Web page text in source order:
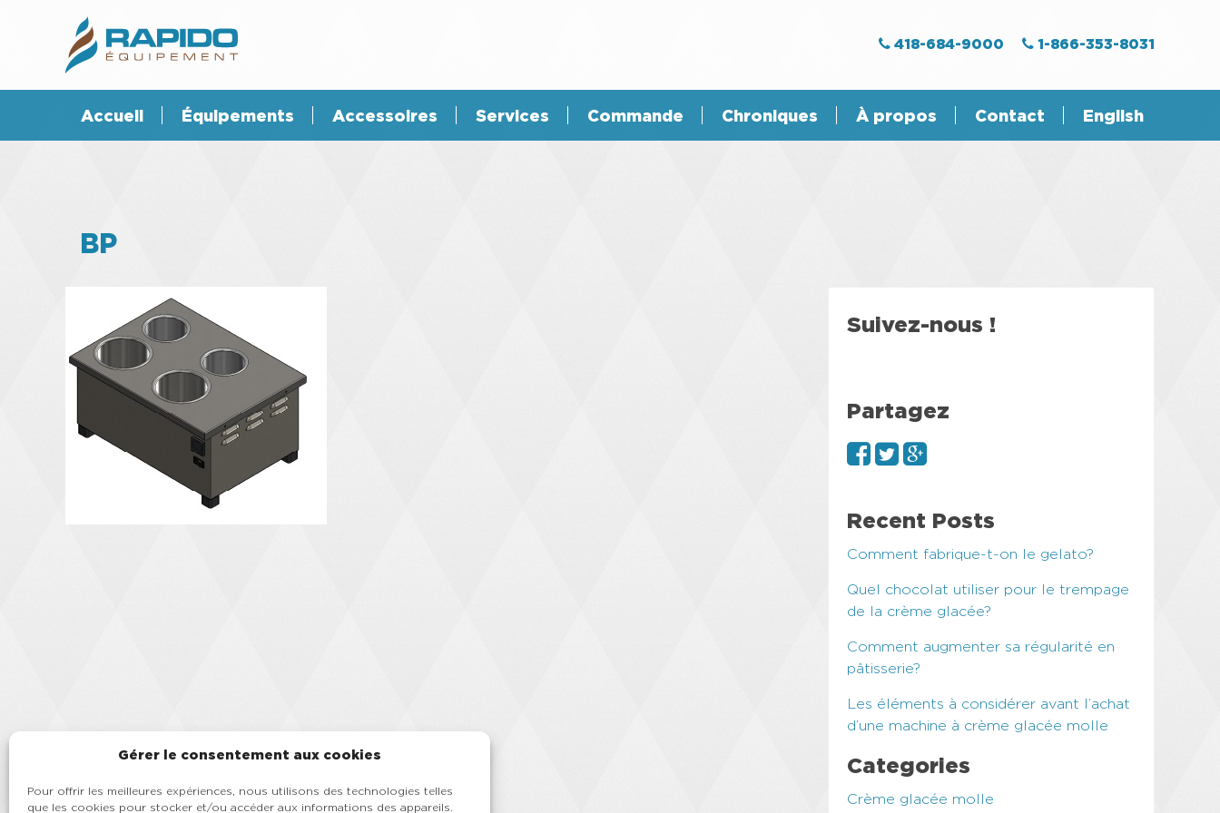
Gérer le consentement aux cookies
Pour offrir les meilleures expériences, nous utilisons des technologies telles
que les cookies pour stocker et/ou accéder aux informations des appareils.
418-684-9000 1-866-353-8031
Accueil Équipements Accessoires Services Commande Chroniques À propos Contact English
BP
Suivez-nous !
Partagez
Recent Posts
Comment fabrique-t-on le gelato?
Quel chocolat utiliser pour le trempage
de la crème glacée?
Comment augmenter sa régularité en
pâtisserie?
Les éléments à considérer avant l’achat
d’une machine à crème glacée molle
Categories
Crème glacée molle